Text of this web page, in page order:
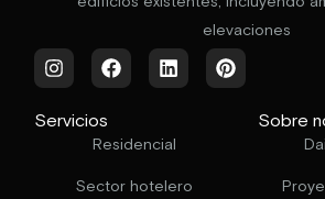
elevaciones
Servicios
Residencial
Sector hotelero
Sobre